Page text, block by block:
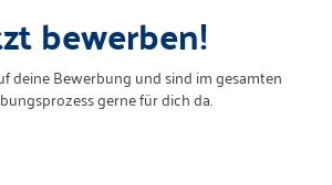
bewerben!
deine Bewerbung und sind im gesamten
gerne für dich da.